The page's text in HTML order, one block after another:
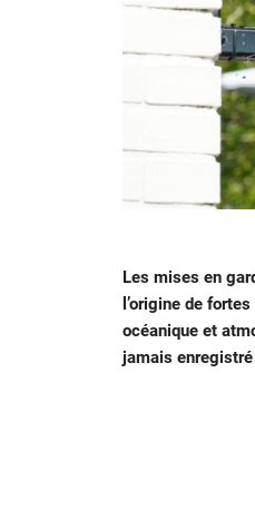
Les mises en
l’origine de
océanique et
jamais enregistré